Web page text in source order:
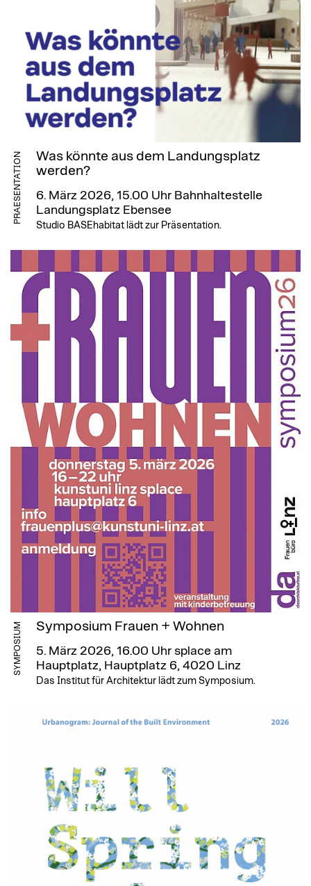
PRAESENTATION
Was könnte aus dem Landungsplatz
werden?
6. März 2026, 15.00 Uhr Bahnhaltestelle
Landungsplatz Ebensee
Studio BASEhabitat lädt zur Präsentation.
SYMPOSIUM Symposium Frauen + Wohnen
5. März 2026, 16.00 Uhr splace am
Hauptplatz, Hauptplatz 6, 4020 Linz
Das Institut für Architektur lädt zum Symposium.